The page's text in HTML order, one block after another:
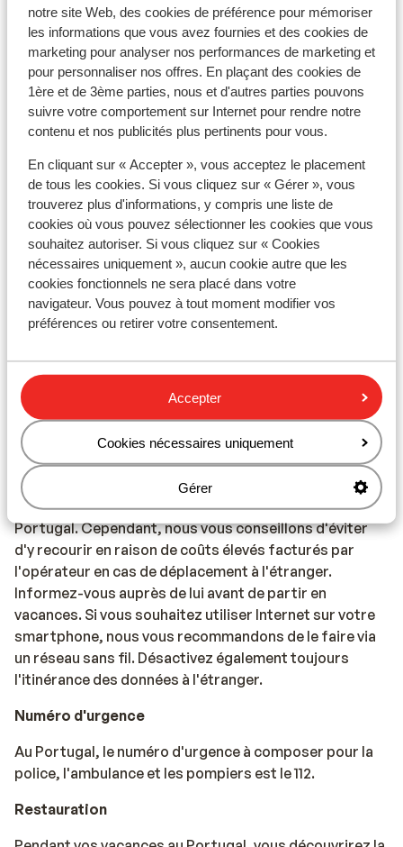
notre site Web, des cookies de préférence pour mémoriser
les informations que vous avez fournies et des cookies de
marketing pour analyser nos performances de marketing et
pour personnaliser nos offres. En plaçant des cookies de
1ère et de 3ème parties, nous et d'autres parties pouvons
suivre votre comportement sur Internet pour rendre notre
contenu et nos publicités plus pertinents pour vous.
En cliquant sur « Accepter », vous acceptez le placement
de tous les cookies. Si vous cliquez sur « Gérer », vous
trouverez plus d'informations, y compris une liste de
cookies où vous pouvez sélectionner les cookies que vous
souhaitez autoriser. Si vous cliquez sur « Cookies
nécessaires uniquement », aucun cookie autre que les
cookies fonctionnels ne sera placé dans votre
navigateur. Vous pouvez à tout moment modifier vos
préférences ou retirer votre consentement.
Accepter
Cookies nécessaires uniquement
Gérer
conseillons de contacter l'ambassade ou le consulat.
Veuillez noter que la possession de documents de
voyage en cours de validité relève de votre
responsabilité.
Attention !
Pour le Portugal :
Chaque réservation doit inclure au moins une personne
de 18 ans ou plus par chambre.
Vaccins
vaccins ou d'autres sujets médicaux en rapport avec
les voyages, consultez le site Web de l'Institut de
Médecine Tropicale : https://www.itg.be
Téléphonie
Vous pouvez utiliser votre téléphone mobile au
Portugal. Cependant, nous vous conseillons d'éviter
d'y recourir en raison de coûts élevés facturés par
l'opérateur en cas de déplacement à l'étranger.
Informez-vous auprès de lui avant de partir en
vacances. Si vous souhaitez utiliser Internet sur votre
smartphone, nous vous recommandons de le faire via
un réseau sans fil. Désactivez également toujours
l'itinérance des données à l'étranger.
Numéro d'urgence
Au Portugal, le numéro d'urgence à composer pour la
police, l'ambulance et les pompiers est le 112.
Restauration